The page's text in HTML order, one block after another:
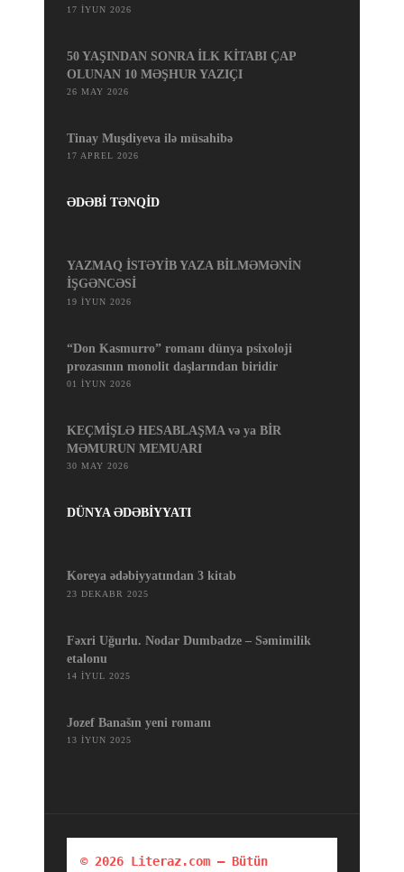
17 İYUN 2026
50 YAŞINDAN SONRA İLK KİTABI ÇAP
OLUNAN 10 MƏŞHUR YAZIÇI
26 MAY 2026
Tinay Muşdiyeva ilə müsahibə
17 APREL 2026
ƏDƏBİ TƏNQİD
YAZMAQ İSTƏYİB YAZA BİLMƏMƏNİN
İŞGƏNCƏSİ
19 İYUN 2026
“Don Kasmurro” romanı dünya psixoloji
prozasının monolit daşlarından biridir
01 İYUN 2026
KEÇMİŞLƏ HESABLAŞMA və ya BİR
MƏMURUN MEMUARI
30 MAY 2026
DÜNYA ƏDƏBİYYATI
Koreya ədəbiyyatından 3 kitab
23 DEKABR 2025
Fəxri Uğurlu. Nodar Dumbadze – Səmimilik
etalonu
14 İYUL 2025
Jozef Banašın yeni romanı
13 İYUN 2025
© 2026 Literaz.com — Bütün